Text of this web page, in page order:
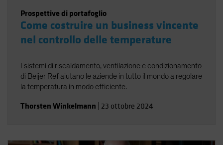
Prospettive di portafoglio
Come costruire un business vincente
nel controllo delle temperature
I sistemi di riscaldamento, ventilazione e condizionamento
di Beijer Ref aiutano le aziende in tutto il mondo a regolare
la temperatura in modo efficiente.
Thorsten Winkelmann 23 ottobre 2024